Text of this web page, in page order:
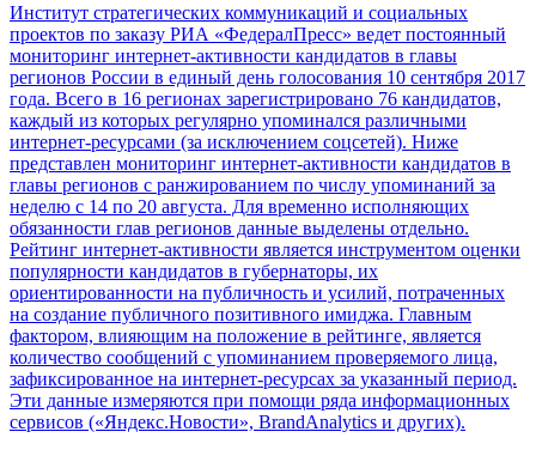
Институт стратегических коммуникаций и социальных
проектов по заказу РИА «ФедералПресс» ведет постоянный
мониторинг интернет-активности кандидатов в главы
регионов России в единый день голосования 10 сентября 2017
года. Всего в 16 регионах зарегистрировано 76 кандидатов,
каждый из которых регулярно упоминался различными
интернет-ресурсами (за исключением соцсетей). Ниже
представлен мониторинг интернет-активности кандидатов в
главы регионов с ранжированием по числу упоминаний за
неделю с 14 по 20 августа. Для временно исполняющих
обязанности глав регионов данные выделены отдельно.
Рейтинг интернет-активности является инструментом оценки
популярности кандидатов в губернаторы, их
ориентированности на публичность и усилий, потраченных
на создание публичного позитивного имиджа. Главным
фактором, влияющим на положение в рейтинге, является
количество сообщений с упоминанием проверяемого лица,
зафиксированное на интернет-ресурсах за указанный период.
Эти данные измеряются при помощи ряда информационных
сервисов («Яндекс.Новости», BrandAnalytics и других).